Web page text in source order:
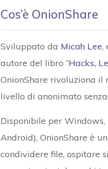
Cos’è OnionShare
Sviluppato da Micah Lee,
autore del libro “Hacks,
OnionShare rivoluziona
livello di anonimato
Disponibile per Windows,
Android), OnionShare è
condividere file, ospitare